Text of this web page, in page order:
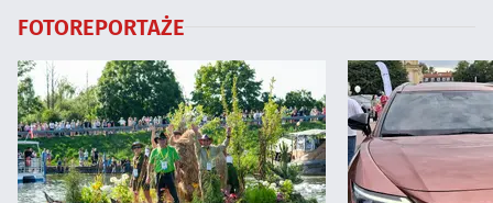
FOTOREPORTAŻE